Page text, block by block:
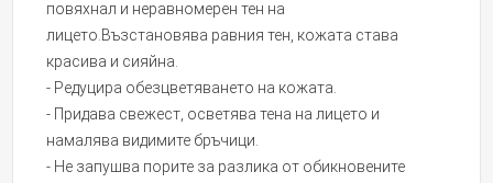
повяхнал и неравномерен тен на
лицето.Възстановява равния тен, кожата става
красива и сияйна.
- Редуцира обезцветяването на кожата.
- Придава свежест, осветява тена на лицето и
намалява видимите бръчици.
- Не запушва порите за разлика от обикновените